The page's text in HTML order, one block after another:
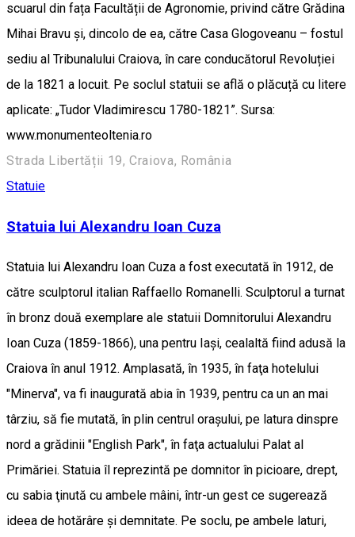
scuarul din fața Facultății de Agronomie, privind către Grădina
Mihai Bravu și, dincolo de ea, către Casa Glogoveanu – fostul
sediu al Tribunalului Craiova, în care conducătorul Revoluției
de la 1821 a locuit. Pe soclul statuii se află o plăcuță cu litere
aplicate: „Tudor Vladimirescu 1780-1821”. Sursa:
www.monumenteoltenia.ro
Strada Libertății 19, Craiova, România
Statuie
Statuia lui Alexandru Ioan Cuza
Statuia lui Alexandru Ioan Cuza a fost executată în 1912, de
către sculptorul italian Raffaello Romanelli. Sculptorul a turnat
în bronz două exemplare ale statuii Domnitorului Alexandru
Ioan Cuza (1859-1866), una pentru Iaşi, cealaltă fiind adusă la
Craiova în anul 1912. Amplasată, în 1935, în faţa hotelului
"Minerva", va fi inaugurată abia în 1939, pentru ca un an mai
târziu, să fie mutată, în plin centrul oraşului, pe latura dinspre
nord a grădinii "English Park", în faţa actualului Palat al
Primăriei. Statuia îl reprezintă pe domnitor în picioare, drept,
cu sabia ţinută cu ambele mâini, într-un gest ce sugerează
ideea de hotărâre şi demnitate. Pe soclu, pe ambele laturi,